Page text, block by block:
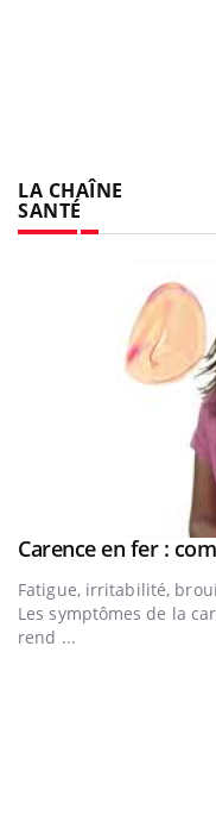
LA CHAÎNE
SANTÉ
Youtube
Carence en fer :
Fatigue, irritabilité,
Les symptômes de la
rend ...